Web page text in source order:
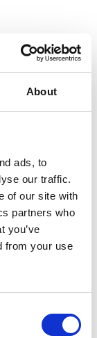
About
ads, to
our traffic.
of our site with
partners who
you’ve
from your use
ervan
project
bij de